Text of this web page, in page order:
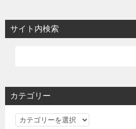
サイト内検索
カテゴリー
カ